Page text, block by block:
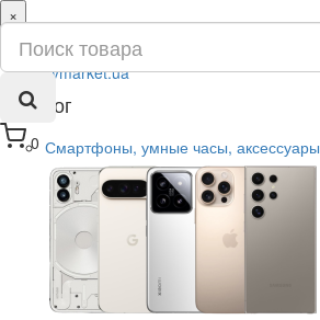
0
×
ru
ua
Каталог
Смартфоны, умные часы, аксессуары